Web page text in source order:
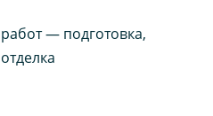
— подготовка,